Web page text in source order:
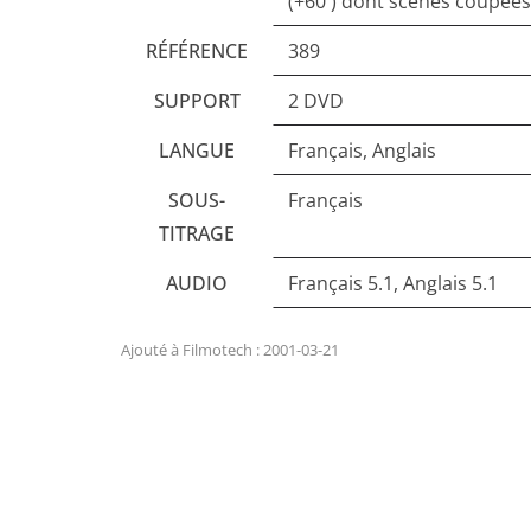
RÉFÉRENCE
389
SUPPORT
2 DVD
LANGUE
Français, Anglais
SOUS-
TITRAGE
Français
AUDIO Français 5.1, Anglais 5.1
Ajouté à Filmotech : 2001-03-21